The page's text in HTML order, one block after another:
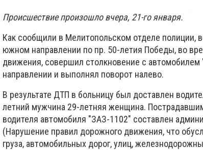
Происшествие произошло вчера, 21-го января.
Как сообщили в Мелитопольском отделе полиции,
южном направлении по пр. 50-летия Победы, во
движения, совершил столкновение с
направлении и выполнял поворот налево.
В результате ДТП в больницу был доставлен
летний мужчина 29-летняя женщина.
водителя автомобиля "ЗАЗ-1102" составлен
(Нарушение правил дорожного движения, что
груза, автомобильных дорог, улиц,